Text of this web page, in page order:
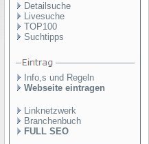
Detailsuche
Livesuche
TOP100
Suchtipps
Info,s und Regeln
Webseite eintragen
Linknetzwerk
Branchenbuch
FULL SEO